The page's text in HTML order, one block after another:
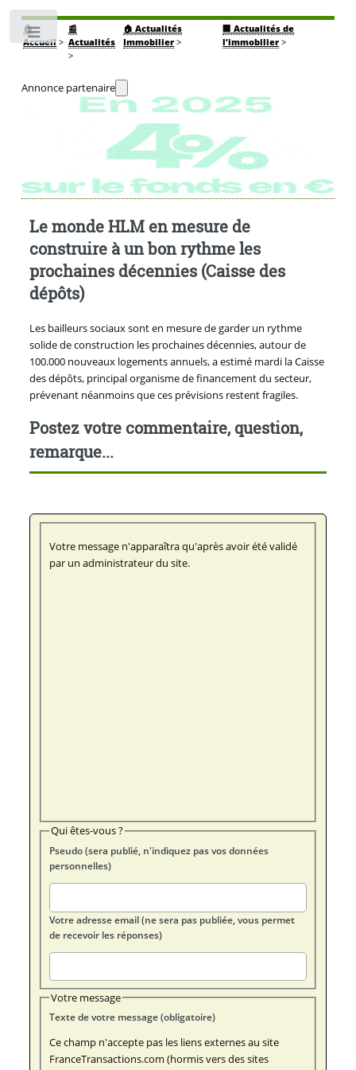
🏠
Accueil>
📰
Actualités
>
🏠 Actualités
Immobilier >
🏢 Actualités de
l’immobilier >
Annonce partenaire
Le monde HLM en mesure de
construire à un bon rythme les
prochaines décennies (Caisse des
dépôts)
Les bailleurs sociaux sont en mesure de garder un rythme
solide de construction les prochaines décennies, autour de
100.000 nouveaux logements annuels, a estimé mardi la Caisse
des dépôts, principal organisme de financement du secteur,
prévenant néanmoins que ces prévisions restent fragiles.
Postez votre commentaire, question,
remarque...
Votre message n'apparaîtra qu'après avoir été validé
par un administrateur du site.
Qui êtes-vous ?
Pseudo (sera publié, n'indiquez pas vos données
personnelles)
Votre adresse email (ne sera pas publiée, vous permet
de recevoir les réponses)
Votre message
Texte de votre message (obligatoire)
Ce champ n'accepte pas les liens externes au site
FranceTransactions.com (hormis vers des sites
Toggle